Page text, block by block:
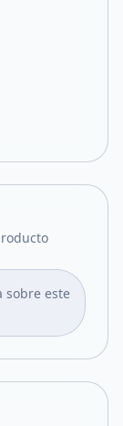
sobre este